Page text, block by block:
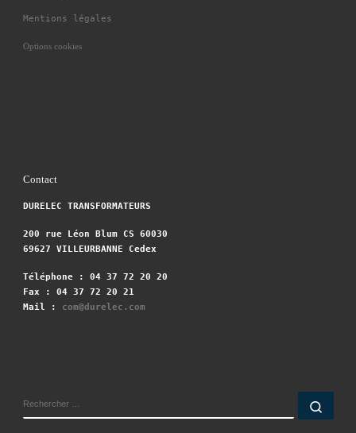
Mentions légales
Options cookies
Contact
DURELEC TRANSFORMATEURS
200 rue Léon Blum CS 60030
69627 VILLEURBANNE Cedex
Téléphone : 04 37 72 20 20
Fax : 04 37 72 20 21
Mail :
com@durelec.com
RECHERCHER